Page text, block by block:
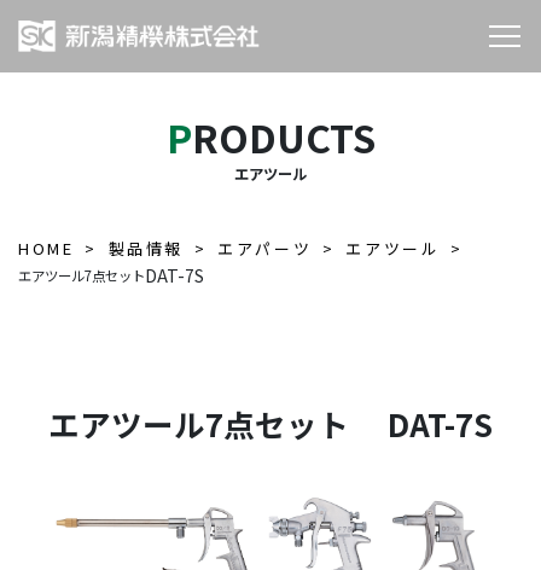
PRODUCTS
エアツール
HOME 製品情報 エアパーツ エアツール
エアツール7点セットDAT-7S
エアツール7点セット DAT-7S